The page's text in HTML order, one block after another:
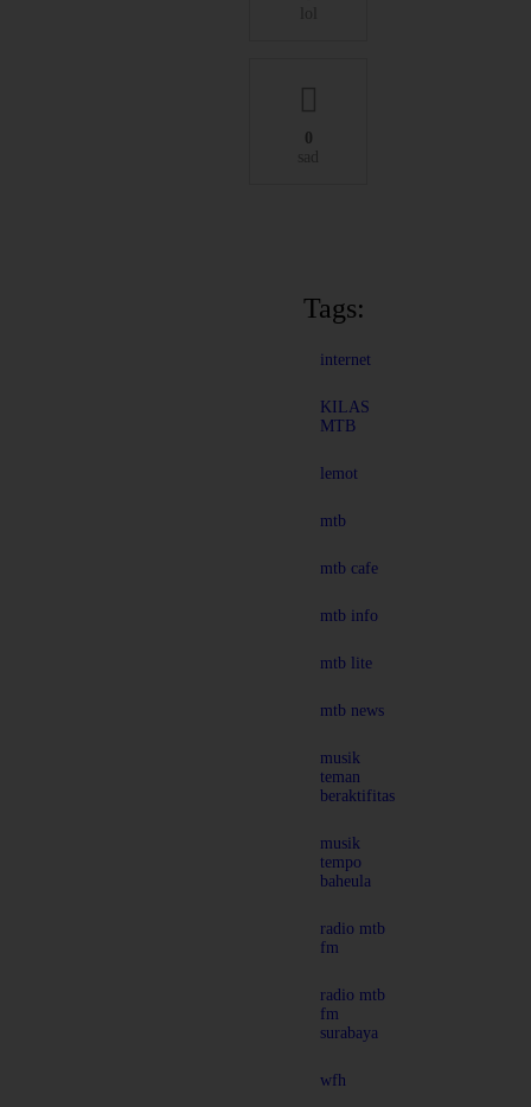
0
sad
Tags:
internet
KILAS
MTB
lemot
mtb
mtb cafe
mtb info
mtb lite
mtb news
musik
teman
beraktifitas
musik
tempo
baheula
radio mtb
fm
radio mtb
fm
surabaya
wfh